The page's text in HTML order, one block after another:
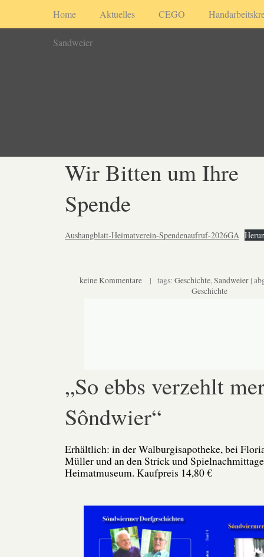
Home Aktuelles CEGO
Sandweier
Wir Bitten um Ihre
Spende
Aushangblatt-Heimatverein-Spendenaufruf-2026GA
keine Kommentare | tags: Geschichte,Sandweier |
Geschichte
„So ebbs verzehlt
Sôndwier“
Erhältlich: in der Walburgisapotheke, bei
Müller und an den Strick und
Heimatmuseum. Kaufpreis 14,80 €